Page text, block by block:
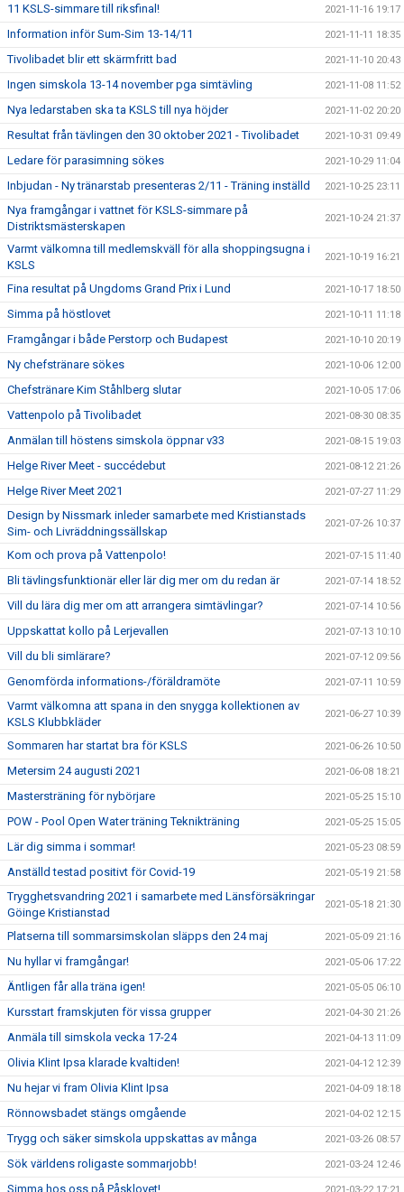
11 KSLS-simmare till riksfinal! 2021-11-16 19:17
Information inför Sum-Sim 13-14/11 2021-11-11 18:35
Tivolibadet blir ett skärmfritt bad 2021-11-10 20:43
Ingen simskola 13-14 november pga simtävling 2021-11-08 11:52
Nya ledarstaben ska ta KSLS till nya höjder 2021-11-02 20:20
Resultat från tävlingen den 30 oktober 2021 - Tivolibadet 2021-10-31 09:49
Ledare för parasimning sökes 2021-10-29 11:04
Inbjudan - Ny tränarstab presenteras 2/11 - Träning inställd 2021-10-25 23:11
Nya framgångar i vattnet för KSLS-simmare på
Distriktsmästerskapen
2021-10-24 21:37
Varmt välkomna till medlemskväll för alla shoppingsugna i
KSLS
2021-10-19 16:21
Fina resultat på Ungdoms Grand Prix i Lund 2021-10-17 18:50
Simma på höstlovet 2021-10-11 11:18
Framgångar i både Perstorp och Budapest 2021-10-10 20:19
Ny chefstränare sökes 2021-10-06 12:00
Chefstränare Kim Ståhlberg slutar 2021-10-05 17:06
Vattenpolo på Tivolibadet 2021-08-30 08:35
Anmälan till höstens simskola öppnar v33 2021-08-15 19:03
Helge River Meet - succédebut 2021-08-12 21:26
Helge River Meet 2021 2021-07-27 11:29
Design by Nissmark inleder samarbete med Kristianstads
Sim- och Livräddningssällskap
2021-07-26 10:37
Kom och prova på Vattenpolo! 2021-07-15 11:40
Bli tävlingsfunktionär eller lär dig mer om du redan är 2021-07-14 18:52
Vill du lära dig mer om att arrangera simtävlingar? 2021-07-14 10:56
Uppskattat kollo på Lerjevallen 2021-07-13 10:10
Vill du bli simlärare? 2021-07-12 09:56
Genomförda informations-/föräldramöte 2021-07-11 10:59
Varmt välkomna att spana in den snygga kollektionen av
KSLS Klubbkläder
2021-06-27 10:39
Sommaren har startat bra för KSLS 2021-06-26 10:50
Metersim 24 augusti 2021 2021-06-08 18:21
Mastersträning för nybörjare 2021-05-25 15:10
POW - Pool Open Water träning Teknikträning 2021-05-25 15:05
Lär dig simma i sommar! 2021-05-23 08:59
Anställd testad positivt för Covid-19 2021-05-19 21:58
Trygghetsvandring 2021 i samarbete med Länsförsäkringar
Göinge Kristianstad
2021-05-18 21:30
Platserna till sommarsimskolan släpps den 24 maj 2021-05-09 21:16
Nu hyllar vi framgångar! 2021-05-06 17:22
Äntligen får alla träna igen! 2021-05-05 06:10
Kursstart framskjuten för vissa grupper 2021-04-30 21:26
Anmäla till simskola vecka 17-24 2021-04-13 11:09
Olivia Klint Ipsa klarade kvaltiden! 2021-04-12 12:39
Nu hejar vi fram Olivia Klint Ipsa 2021-04-09 18:18
Rönnowsbadet stängs omgående 2021-04-02 12:15
Trygg och säker simskola uppskattas av många 2021-03-26 08:57
Sök världens roligaste sommarjobb! 2021-03-24 12:46
Simma hos oss på Påsklovet! 2021-03-22 17:21